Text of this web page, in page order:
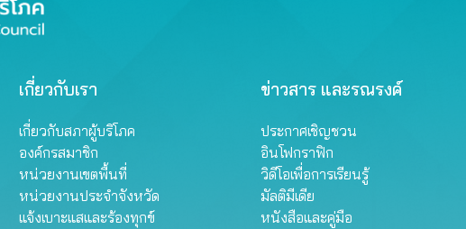
เกี่ยวกับเรา
เกี่ยวกับสภาผู้บริโภค
องค์กรสมาชิก
หน่วยงานเขตพื้นที่
หน่วยงานประจำจังหวัด
แจ้งเบาะแสและร้องทุกข์
ข่าวสาร และรณรงค์
ประกาศเชิญชวน
อินโฟกราฟิก
วิดีโอเพื่อการเรียนรู้
มัลติมีเดีย
หนังสือและคู่มือ